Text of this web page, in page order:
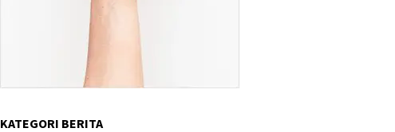
KATEGORI BERITA